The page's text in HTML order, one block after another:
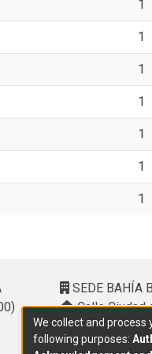
1
1
1
1
1
1
1
SEDE BAHÍA
Calle Ciudad
(8000).
Sudoeste
We collect and
following purposes: